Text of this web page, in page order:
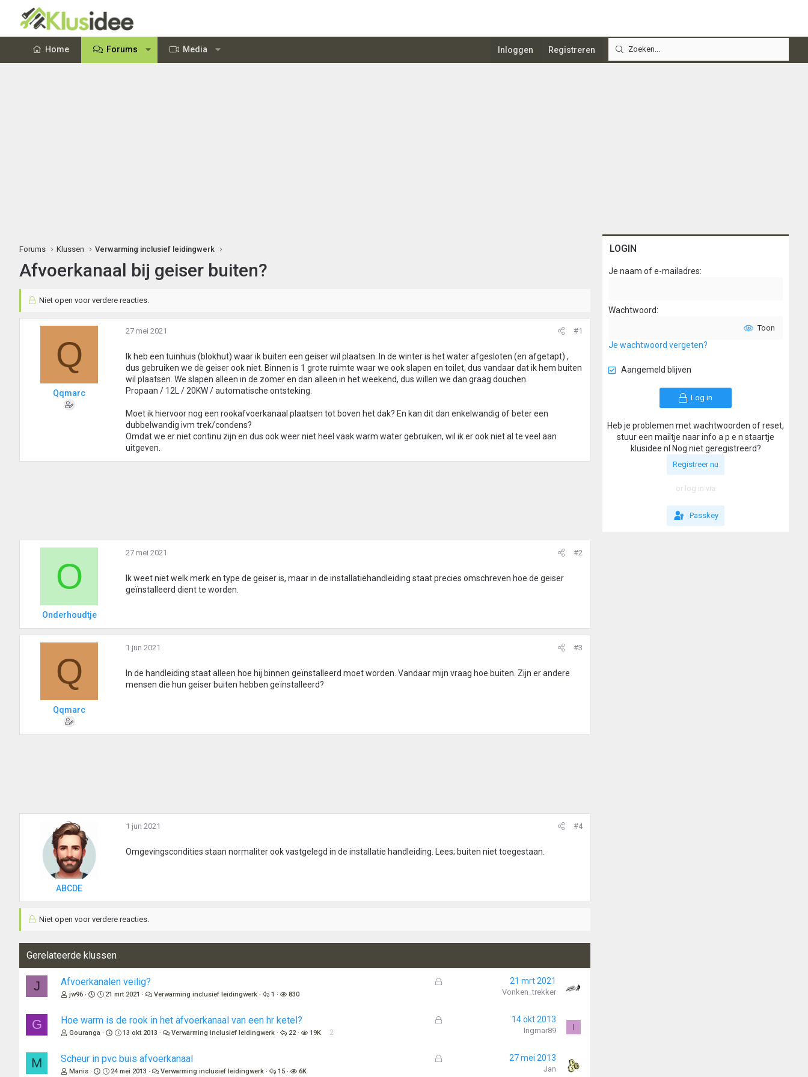
Home Forums Media Inloggen Registreren
Forums Klussen Verwarming inclusief leidingwerk
Afvoerkanaal bij geiser buiten?
Niet open voor verdere reacties.
Q
Qqmarc
27 mei 2021 #1
Ik heb een tuinhuis (blokhut) waar ik buiten een geiser wil plaatsen. In de winter is het water afgesloten (en afgetapt) ,
dus gebruiken we de geiser ook niet. Binnen is 1 grote ruimte waar we ook slapen en toilet, dus vandaar dat ik hem buiten
wil plaatsen. We slapen alleen in de zomer en dan alleen in het weekend, dus willen we dan graag douchen.
Propaan / 12L / 20KW / automatische ontsteking.
Moet ik hiervoor nog een rookafvoerkanaal plaatsen tot boven het dak? En kan dit dan enkelwandig of beter een
dubbelwandig ivm trek/condens?
Omdat we er niet continu zijn en dus ook weer niet heel vaak warm water gebruiken, wil ik er ook niet al te veel aan
uitgeven.
O
Onderhoudtje
27 mei 2021 #2
Ik weet niet welk merk en type de geiser is, maar in de installatiehandleiding staat precies omschreven hoe de geiser
geïnstalleerd dient te worden.
Q
Qqmarc
1 jun 2021 #3
In de handleiding staat alleen hoe hij binnen geïnstalleerd moet worden. Vandaar mijn vraag hoe buiten. Zijn er andere
mensen die hun geiser buiten hebben geïnstalleerd?
ABCDE
1 jun 2021 #4
Omgevingscondities staan normaliter ook vastgelegd in de installatie handleiding. Lees; buiten niet toegestaan.
Niet open voor verdere reacties.
Gerelateerde klussen
J
G
o
n
Afvoerkanalen veilig?
jw96 21 mrt 2021 Verwarming inclusief leidingwerk 1 830
21 mrt 2021
Vonken_trekker
G
G
o
Hoe warm is de rook in het afvoerkanaal van een hr ketel?
Gouranga 13 okt 2013 Verwarming inclusief leidingwerk 22 19K 2
14 okt 2013
Ingmar89 I
M
G
Scheur in pvc buis afvoerkanaal
Manis 24 mei 2013 Verwarming inclusief leidingwerk 15 6K
27 mei 2013
Jan
LOGIN
Je naam of e-mailadres
Wachtwoord
Toon
Je wachtwoord vergeten?
Aangemeld blijven
Log in
Heb je problemen met wachtwoorden of reset,
stuur een mailtje naar info a p e n staartje
klusidee nl Nog niet geregistreerd?
Registreer nu
or log in via
Passkey